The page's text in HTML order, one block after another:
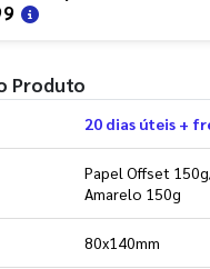
Produto
20 dias úteis +
Papel Offset
Amarelo 150g
80x140mm